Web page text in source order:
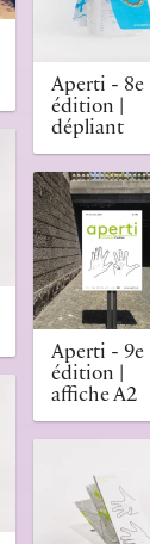
Aperti - 8e
édition |
dépliant
Aperti - 9e
édition |
affiche A2